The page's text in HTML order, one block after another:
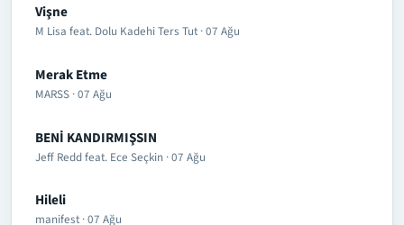
Vişne
M Lisa feat. Dolu Kadehi Ters Tut · 07 Ağu
Merak Etme
MARSS · 07 Ağu
BENİ KANDIRMIŞSIN
Jeff Redd feat. Ece Seçkin · 07 Ağu
Hileli
manifest · 07 Ağu